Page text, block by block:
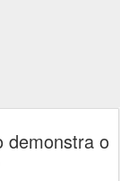
demonstra o